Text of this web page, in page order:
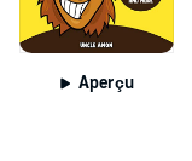
Aperçu